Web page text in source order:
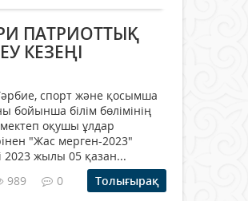
ПАТРИОТТЫҚ
КЕЗЕҢІ
спорт және қосымша
бойынша білім бөлімінің
оқушы ұлдар
"Жас мерген-2023"
2023 жылы 05 қазан...
989 0 Толығырақ